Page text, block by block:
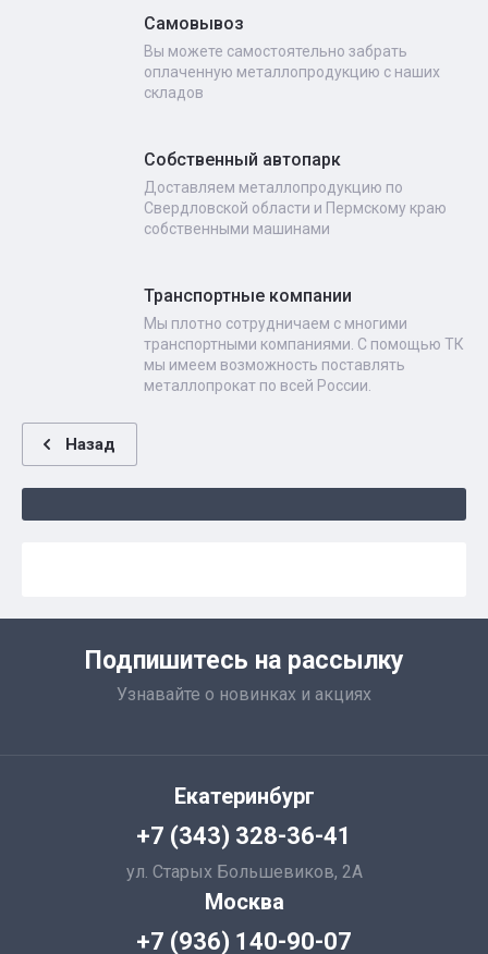
Самовывоз
Вы можете самостоятельно забрать
оплаченную металлопродукцию с наших
складов
Собственный автопарк
Доставляем металлопродукцию по
Свердловской области и Пермскому краю
собственными машинами
Транспортные компании
Мы плотно сотрудничаем с многими
транспортными компаниями. С помощью ТК
мы имеем возможность поставлять
металлопрокат по всей России.
Назад
Подпишитесь на рассылку
Узнавайте о новинках и акциях
Екатеринбург
+7 (343) 328-36-41
ул. Старых Большевиков, 2А
Москва
+7 (936) 140-90-07